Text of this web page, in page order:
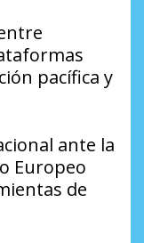
pacífica y
ante la
Europeo
de